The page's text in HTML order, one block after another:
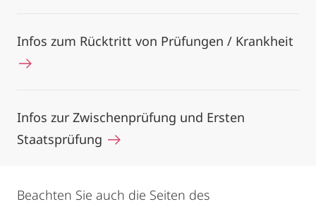
Infos zum Rücktritt von Prüfungen / Krankheit
Infos zur Zwischenprüfung und Ersten
Staatsprüfung
Beachten Sie auch die Seiten des